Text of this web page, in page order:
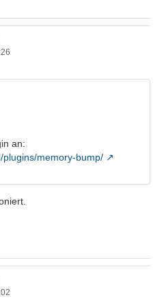
an:
memory-bump/